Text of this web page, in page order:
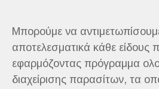
Μπορούμε να
αποτελεσματικά κάθε είδους
εφαρμόζοντας πρόγραμμα
διαχείρισης παρασίτων, τα